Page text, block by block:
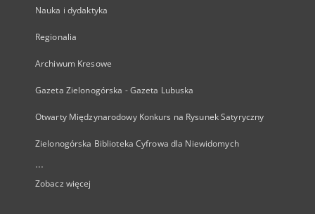
Nauka i dydaktyka
Regionalia
Archiwum Kresowe
Gazeta Zielonogórska - Gazeta Lubuska
Otwarty Międzynarodowy Konkurs na Rysunek Satyryczny
Zielonogórska Biblioteka Cyfrowa dla Niewidomych
...
Zobacz więcej